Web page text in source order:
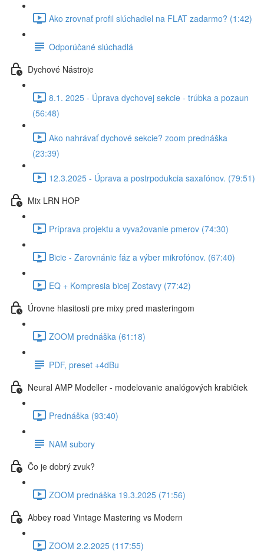
Ako zrovnať profil slúchadiel na FLAT zadarmo? (1:42)
Odporúčané slúchadlá
Dychové Nástroje
8.1. 2025 - Úprava dychovej sekcie - trúbka a pozaun
(56:48)
Ako nahrávať dychové sekcie? zoom prednáška
(23:39)
12.3.2025 - Úprava a postrpodukcia saxafónov. (79:51)
Mix LRN HOP
Príprava projektu a vyvažovanie pmerov (74:30)
Bicie - Zarovnánie fáz a výber mikrofónov. (67:40)
EQ + Kompresia bicej Zostavy (77:42)
Úrovne hlasitosti pre mixy pred masteringom
ZOOM prednáška (61:18)
PDF, preset +4dBu
Neural AMP Modeller - modelovanie analógových krabičiek
Prednáška (93:40)
NAM subory
Čo je dobrý zvuk?
ZOOM prednáška 19.3.2025 (71:56)
Abbey road Vintage Mastering vs Modern
ZOOM 2.2.2025 (117:55)